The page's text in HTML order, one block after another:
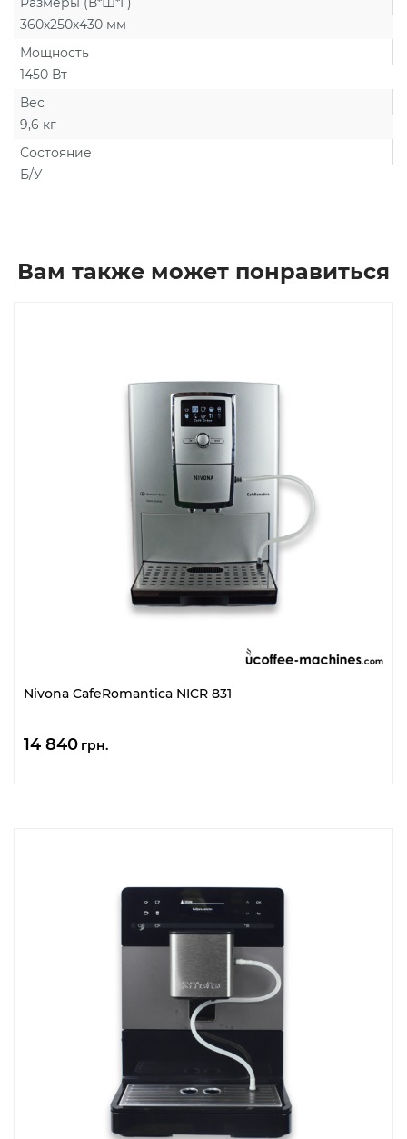
360х250х430 мм
Мощность
1450 Вт
Вес
9,6 кг
Состояние
Б/У
Вам также может понравиться
Nivona CafeRomantica NICR 831
14 840 грн.